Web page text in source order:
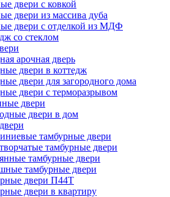
двери с ковкой
двери из массива дуба
двери с отделкой из МДФ
со стеклом
арочная дверь
двери в коттедж
двери для загородного дома
двери с терморазрывом
двери
двери в дом
тамбурные двери
тамбурные двери
тамбурные двери
тамбурные двери
двери П44Т
двери в квартиру